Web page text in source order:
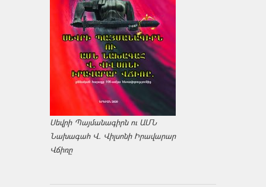
Սեվրի Պայմանագիրն ու ԱՄՆ
Նախագահ Վ. Վիլսոնի Իրավարար
Վճիռը